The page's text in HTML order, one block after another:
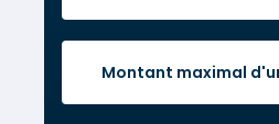
Montant maximal